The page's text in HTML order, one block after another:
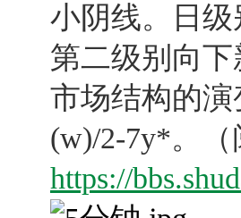
小阴线。日
第二级别向
市场结构的演
(w)/2-7y*。
https://